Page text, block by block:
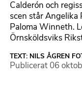
Calderón och
scen står Angelika
Paloma Winneth.
Örnsköldsviks
TEXT: NILS ÅGREN
Publicerat 06